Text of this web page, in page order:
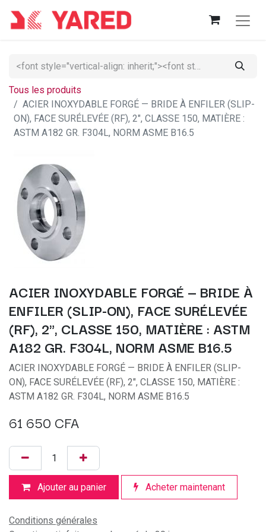
Tous les produits
ACIER INOXYDABLE FORGÉ — BRIDE À ENFILER (SLIP-
ON), FACE SURÉLEVÉE (RF), 2", CLASSE 150, MATIÈRE :
ASTM A182 GR. F304L, NORM ASME B16.5
ACIER INOXYDABLE FORGÉ — BRIDE À
ENFILER (SLIP-ON), FACE SURÉLEVÉE
(RF), 2", CLASSE 150, MATIÈRE : ASTM
A182 GR. F304L, NORM ASME B16.5
ACIER INOXYDABLE FORGÉ — BRIDE À ENFILER (SLIP-
ON), FACE SURÉLEVÉE (RF), 2", CLASSE 150, MATIÈRE :
ASTM A182 GR. F304L, NORM ASME B16.5
61 650 CFA
Ajouter au panier Acheter maintenant
Conditions générales